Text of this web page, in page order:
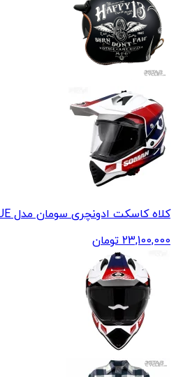
کلاه کاسکت ادونچری سومان مدل M10 FUSION RED BLUE
23,100,000 تومان